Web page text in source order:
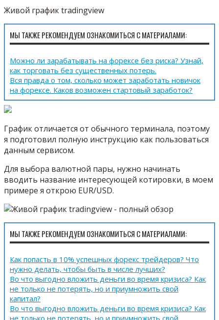
Живой график tradingview
МЫ ТАКЖЕ РЕКОМЕНДУЕМ ОЗНАКОМИТЬСЯ С МАТЕРИАЛАМИ:
Можно ли зарабатывать на форексе без риска? Узнай,
как торговать без существенных потерь.
Вся правда о том, сколько может заработать новичок
на форексе. Каков возможен стартовый заработок?
График отличается от обычного терминала, поэтому
я подготовил полную инструкцию как пользоваться
данным сервисом.
Для выбора валютной пары, нужно начинать
вводить название интересующей котировки, в моем
примере я открою EUR/USD.
МЫ ТАКЖЕ РЕКОМЕНДУЕМ ОЗНАКОМИТЬСЯ С МАТЕРИАЛАМИ:
Как попасть в 10% успешных форекс трейдеров? Что
нужно делать, чтобы быть в числе лучших?
Во что выгодно вложить деньги во время кризиса? Как
не только не потерять, но и приумножить свой
капитал?
Во что выгодно вложить деньги во время кризиса? Как